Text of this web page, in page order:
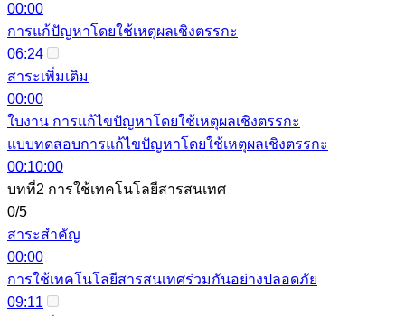
00:00
การแก้ปัญหาโดยใช้เหตุผลเชิงตรรกะ
06:24
สาระเพิ่มเติม
00:00
ใบงาน การแก้ไขปัญหาโดยใช้เหตุผลเชิงตรรกะ
แบบทดสอบการแก้ไขปัญหาโดยใช้เหตุผลเชิงตรรกะ
00:10:00
บทที่2 การใช้เทคโนโลยีสารสนเทศ
0/5
สาระสำคัญ
00:00
การใช้เทคโนโลยีสารสนเทศร่วมกันอย่างปลอดภัย
09:11